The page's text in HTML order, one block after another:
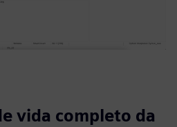
vida completo da